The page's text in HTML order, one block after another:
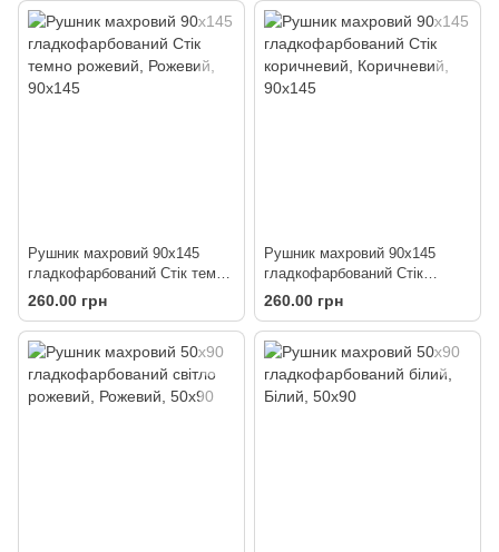
Рушник махровий 90х145
гладкофарбований Стік темно
рожевий
260.00 грн
Рушник махровий 90х145
гладкофарбований Стік
коричневий
260.00 грн